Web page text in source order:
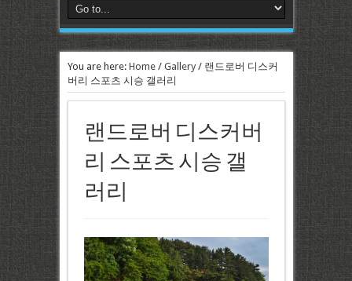
You are here: Home/ Gallery/ 랜드로버 디스커
버리 스포츠 시승 갤러리
랜드로버 디스커버
리 스포츠 시승 갤
러리